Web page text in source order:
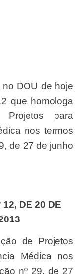
que homologa
para
nos termos
de 27 de junho
Médica nos
nº 29, de 27